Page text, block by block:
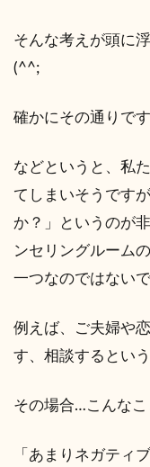
そんな考えが頭に
(^^;
確かにその通りです
などというと、私
てしまいそうです
か？」というのが
ンセリングルーム
一つなのではないで
例えば、ご夫婦や
す、相談するとい
その場合…こんなこ
「あまりネガティ